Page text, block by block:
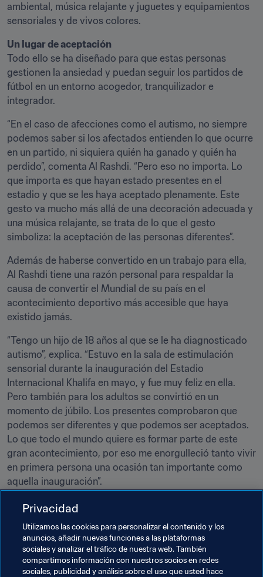
ambiental, música relajante y juguetes y equipamientos
sensoriales y de vivos colores.
Un lugar de aceptación
Todo ello se ha diseñado para que estas personas
gestionen la ansiedad y puedan seguir los partidos de
fútbol en un entorno acogedor, tranquilizador e
integrador.
“En el caso de afecciones como el autismo, no siempre
podemos saber si los afectados entienden lo que ocurre
en un partido, ni siquiera quién ha ganado y quién ha
perdido”, comenta Al Rashdi. “Pero eso no importa. Lo
que importa es que hayan estado presentes en el
estadio y que se les haya aceptado plenamente. Este
gesto va mucho más allá de una decoración adecuada y
una música relajante, se trata de lo que el gesto
simboliza: la aceptación de las personas diferentes”.
Además de haberse convertido en un trabajo para ella,
Al Rashdi tiene una razón personal para respaldar la
causa de convertir el Mundial de su país en el
acontecimiento deportivo más accesible que haya
existido jamás.
“Tengo un hijo de 18 años al que se le ha diagnosticado
autismo”, explica. “Estuvo en la sala de estimulación
sensorial durante la inauguración del Estadio
Internacional Khalifa en mayo, y fue muy feliz en ella.
Pero también para los adultos se convirtió en un
momento de júbilo. Los presentes comprobaron que
podemos ser diferentes y que podemos ser aceptados.
Lo que todo el mundo quiere es formar parte de este
gran acontecimiento, por eso me enorgulleció tanto vivir
en primera persona una ocasión tan importante como
aquella inauguración”.
Después del éxito de la iniciativa, y dada su enorme
estadios de Qatar 2022 cuenten con una sala similar.
“Soy muy positiva sobre el futuro, y lo que estamos
consiguiendo me llena de orgullo".
Privacidad
Utilizamos las cookies para personalizar el contenido y los
anuncios, añadir nuevas funciones a las plataformas
sociales y analizar el tráfico de nuestra web. También
compartimos información con nuestros socios en redes
sociales, publicidad y análisis sobre el uso que usted hace